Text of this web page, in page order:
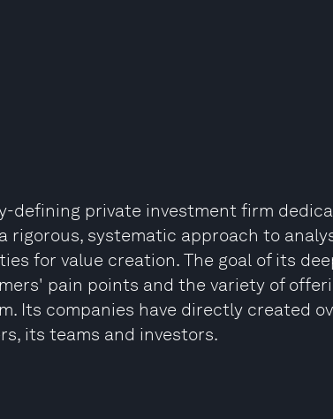
defining private investment firm
rigorous, systematic approach to
for value creation. The goal of its
pain points and the variety of
Its companies have directly created
its teams and investors.